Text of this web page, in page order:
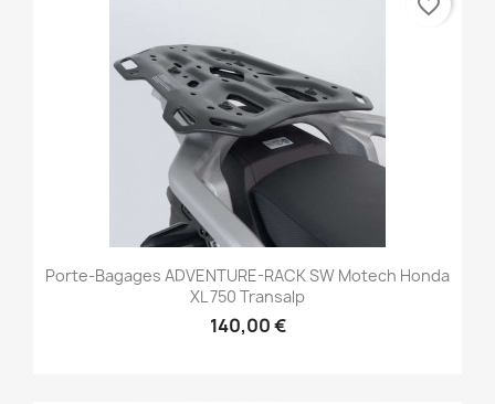
Porte-Bagages ADVENTURE-RACK SW Motech Honda
XL 750 Transalp
140,00 €
favorite_border